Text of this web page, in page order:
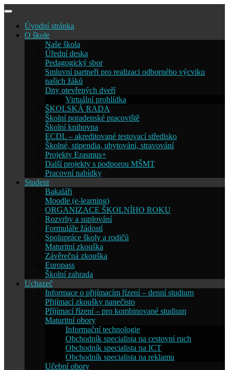
Skip
contentÚvodní stránka
O škole
Naše škola
Úřední deska
Pedagogický sbor
Smluvní partneři pro realizaci odborného výcviku
našich žáků
Dny otevřených dveří
Virtuální prohlídka
ŠKOLSKÁ RADA
Školní poradenské pracoviště
Školní knihovna
ECDL – akreditované testovací středisko
Školné, stipendia, ubytování, stravování
Projekty Erasmus+
Další projekty s podporou MŠMT
Pracovní nabídky
Student
Bakaláři
Moodle (e-learning)
ORGANIZACE ŠKOLNÍHO ROKU
Rozvrhy a suplování
Formuláře žádostí
Spolupráce školy a rodičů
Maturitní zkouška
Závěrečná zkouška
Europass
Školní zahrada
Uchazeč
Informace o přijímacím řízení – denní studium
Přijímací zkoušky nanečisto
Příjímací řízení – pro kombinované studium
Maturitní obory
Informační technologie
Obchodník specialista na cestovní ruch
Obchodník specialista na ICT
Obchodník specialista na reklamu
Učební obory